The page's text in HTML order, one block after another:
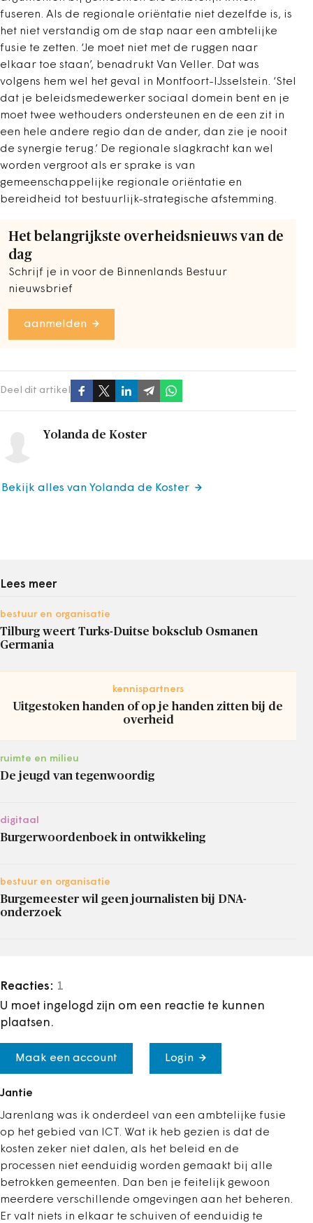
fuseren. Als de regionale oriëntatie niet dezelfde is, is
het niet verstandig om de stap naar een ambtelijke
fusie te zetten. ‘Je moet niet met de ruggen naar
elkaar toe staan’, benadrukt Van Veller. Dat was
volgens hem wel het geval in Montfoort-IJsselstein. ‘Stel
dat je beleidsmedewerker sociaal domein bent en je
moet twee wethouders ondersteunen en de een zit in
een hele andere regio dan de ander, dan zie je nooit
de synergie terug.’ De regionale slagkracht kan wel
worden vergroot als er sprake is van
gemeenschappelijke regionale oriëntatie en
bereidheid tot bestuurlijk-strategische afstemming.
Het belangrijkste overheidsnieuws van de
dag
Schrijf je in voor de Binnenlands Bestuur
nieuwsbrief
aanmelden
Deel dit artikel
Yolanda de Koster
Bekijk alles van Yolanda de Koster
Lees meer
bestuur en organisatie
Tilburg weert Turks-Duitse boksclub Osmanen
Germania
kennispartners
Uitgestoken handen of op je handen zitten bij de
overheid
ruimte en milieu
De jeugd van tegenwoordig
digitaal
Burgerwoordenboek in ontwikkeling
bestuur en organisatie
Burgemeester wil geen journalisten bij DNA-
onderzoek
Reacties: 1
U moet ingelogd zijn om een reactie te kunnen
plaatsen.
Maak een account Login
Jantie
Jarenlang was ik onderdeel van een ambtelijke fusie
op het gebied van ICT. Wat ik heb gezien is dat de
kosten zeker niet dalen, als het beleid en de
processen niet eenduidig worden gemaakt bij alle
betrokken gemeenten. Dan ben je feitelijk gewoon
meerdere verschillende omgevingen aan het beheren.
Er valt niets in elkaar te schuiven of eenduidig te